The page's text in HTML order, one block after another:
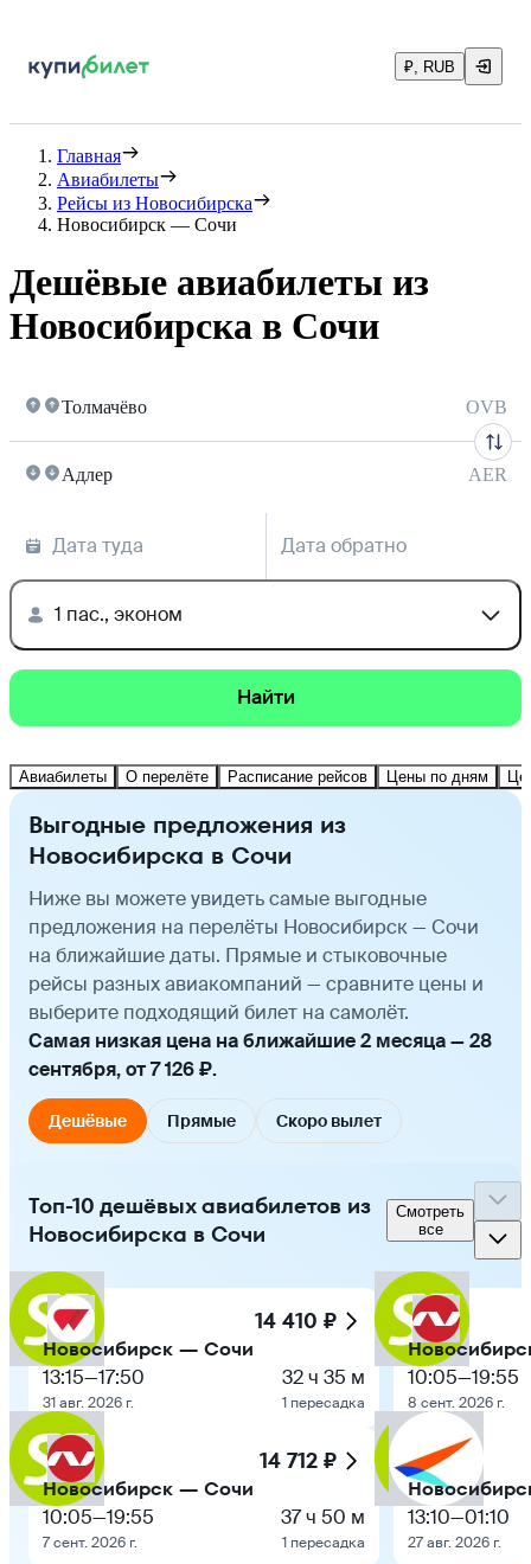
₽, RUB
Главная
Авиабилеты
Рейсы из Новосибирска
Новосибирск — Сочи
Дешёвые авиабилеты из
Новосибирска в Сочи
Толмачёво OVB
Адлер AER
Дата туда Дата обратно
1 пас., эконом
Найти
Авиабилеты О перелёте Расписание рейсов Цены по дням
Выгодные предложения из
Новосибирска в Сочи
Ниже вы можете увидеть самые выгодные
предложения на перелёты Новосибирск — Сочи
на ближайшие даты. Прямые и стыковочные
рейсы разных авиакомпаний — сравните цены и
выберите подходящий билет на самолёт.
Самая низкая цена на ближайшие 2 месяца — 28
сентября, от 7 126 ₽.
Дешёвые Прямые Скоро вылет
Топ-10 дешёвых авиабилетов из
Новосибирска в Сочи
Смотреть
все
14 410 ₽
Новосибирск — Сочи
13:15—17:50
31 авг. 2026 г.
32 ч 35 м
1 пересадка
14 712 ₽
Новосибирск — Сочи
10:05—19:55
7 сент. 2026 г.
37 ч 50 м
1 пересадка
10:05—19:55
8 сент. 2026 г.
13:10—01:10
27 авг. 2026 г.